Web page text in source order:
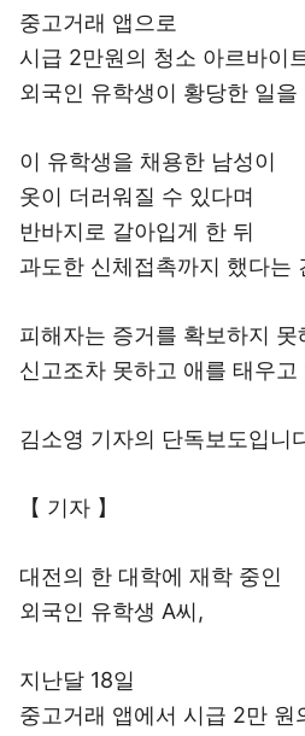
중고거래 앱으로
시급 2만원의 청소 아르바이
외국인 유학생이 황당한 일을
이 유학생을 채용한 남성이
옷이 더러워질 수 있다며
반바지로 갈아입게 한 뒤
과도한 신체접촉까지 했다는
피해자는 증거를 확보하지 못
신고조차 못하고 애를 태우고
김소영 기자의 단독보도입니
【 기자 】
대전의 한 대학에 재학 중인
외국인 유학생 A씨,
지난달 18일
중고거래 앱에서 시급 2만 원